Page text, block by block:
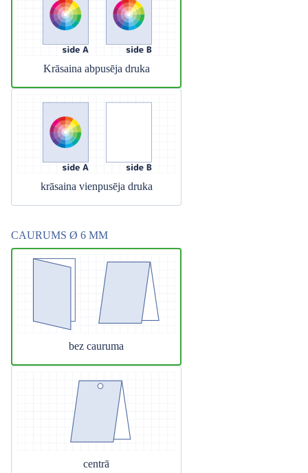
Krāsaina abpusēja druka
krāsaina vienpusēja druka
CAURUMS Ø 6 MM
bez cauruma
centrā